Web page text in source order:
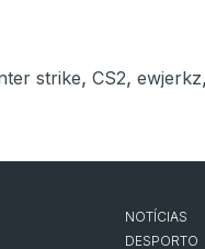
strike, CS2, ewjerkz,
NOTÍCIAS
DESPORTO